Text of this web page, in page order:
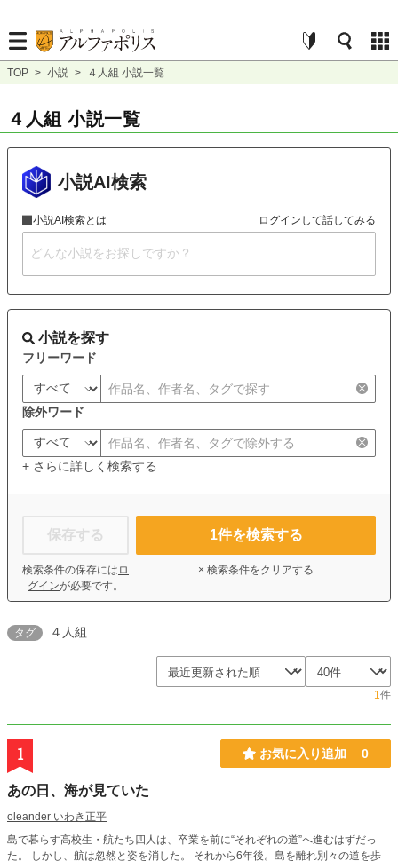
TOP > 小説 > ４人組 小説一覧
４人組 小説一覧
小説AI検索
小説AI検索とは ログインして話してみる
小説を探す
フリーワード
除外ワード
+ さらに詳しく検索する
保存する
検索条件の保存には ロ
グインが必要です。
1件を検索する
× 検索条件をクリアする
タグ ４人組
1件
1 お気に入り追加 0
あの日、海が見ていた
oleander いわき正平
島で暮らす高校生・航たち四人は、卒業を前に“それぞれの道”へ進むはずだっ
た。 しかし、航は忽然と姿を消した。 それから6年後。島を離れ別々の道を歩